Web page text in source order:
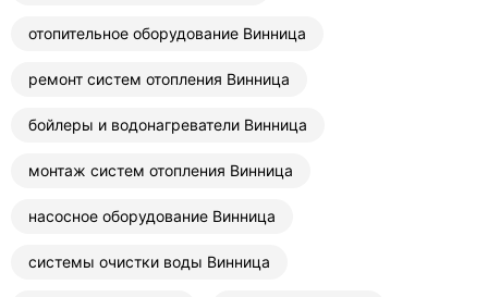
отопительное оборудование Винница
ремонт систем отопления Винница
бойлеры и водонагреватели Винница
монтаж систем отопления Винница
насосное оборудование Винница
системы очистки воды Винница